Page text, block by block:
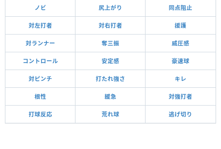
ノビ 尻上がり 同点阻止
対左打者 対右打者 援護
対ランナー 奪三振 威圧感
コントロール 安定感 豪速球
対ピンチ 打たれ強さ キレ
根性 緩急 対強打者
打球反応 荒れ球 逃げ切り